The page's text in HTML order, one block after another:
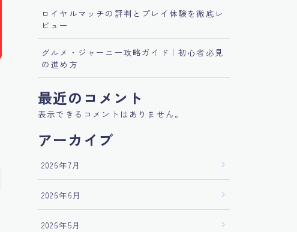
ロイヤルマッチの評判とプレイ体験を徹底レ
ビュー
グルメ・ジャーニー攻略ガイド｜初心者必見
の進め方
最近のコメント
表示できるコメントはありません。
アーカイブ
2026年7月
2026年6月
2026年5月